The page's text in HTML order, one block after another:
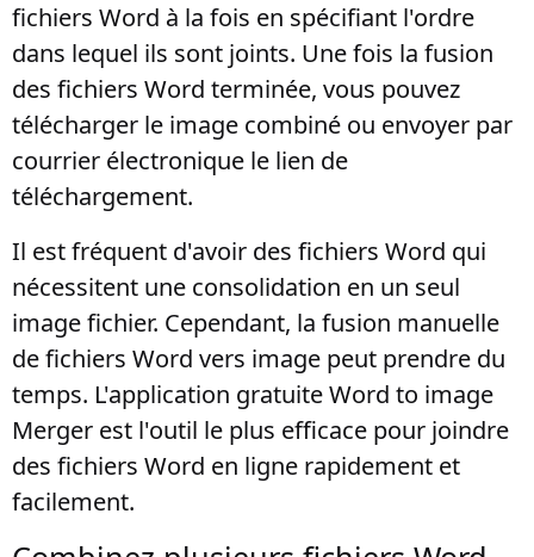
fichiers Word à la fois en spécifiant l'ordre
dans lequel ils sont joints. Une fois la fusion
des fichiers Word terminée, vous pouvez
télécharger le image combiné ou envoyer par
courrier électronique le lien de
téléchargement.
Il est fréquent d'avoir des fichiers Word qui
nécessitent une consolidation en un seul
image fichier. Cependant, la fusion manuelle
de fichiers Word vers image peut prendre du
temps. L'application gratuite Word to image
Merger est l'outil le plus efficace pour joindre
des fichiers Word en ligne rapidement et
facilement.